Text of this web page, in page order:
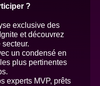
?
exclusive des
et découvrez
secteur.
un condensé en
plus pertinentes
experts MVP, prêts